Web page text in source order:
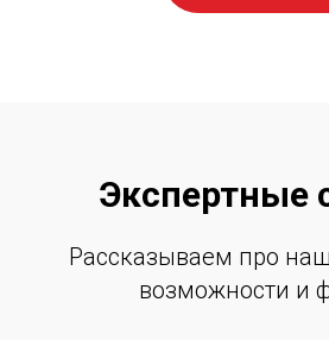
Экспертные
Рассказываем про
возможности и